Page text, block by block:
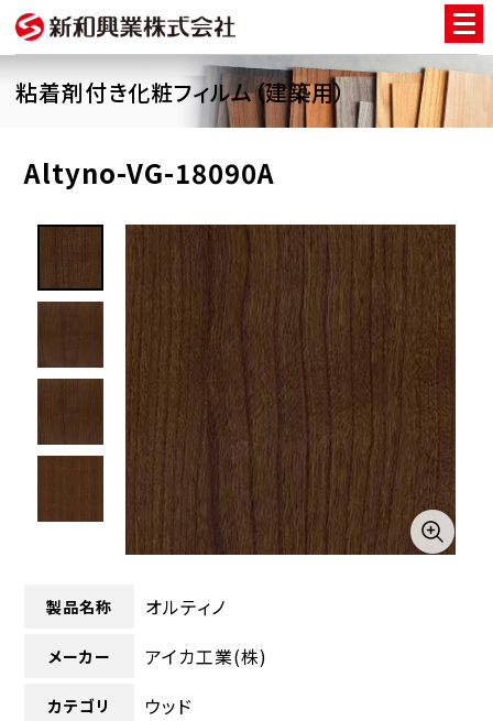
粘着剤付き化粧フィルム（建築用）
Altyno-VG-18090A
製品名称 オルティノ
メーカー アイカ工業(株)
カテゴリ ウッド